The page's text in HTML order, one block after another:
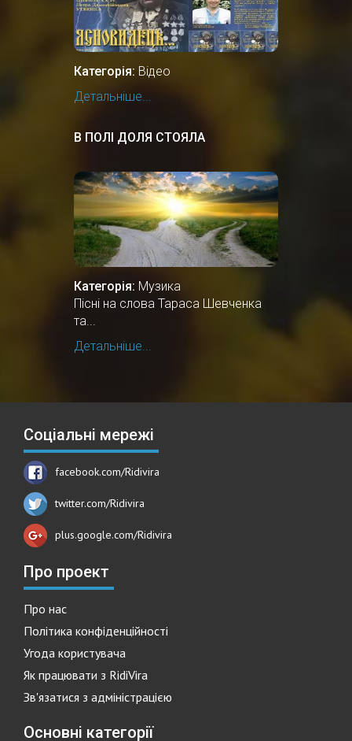
Категорія: Відео
Детальніше...
В ПОЛІ ДОЛЯ СТОЯЛА
Категорія: Музика
Пісні на слова Тараса Шевченка
та...
Детальніше...
Соціальні мережі
facebook.com/Ridivira
twitter.com/Ridivira
plus.google.com/Ridivira
Про проект
Про нас
Політика конфіденційності
Угода користувача
Як працювати з RidiVira
Зв'язатися з адміністрацією
Основні категорії